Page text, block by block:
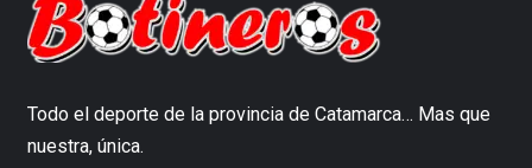
Todo el deporte de la provincia de Catamarca… Mas que
nuestra, única.